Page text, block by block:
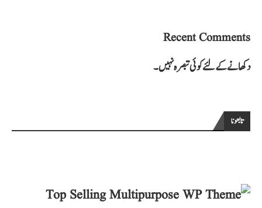
Recent Comments
دکھانے کے لئے کوئی تبصرہ نہیں۔
تابعونا